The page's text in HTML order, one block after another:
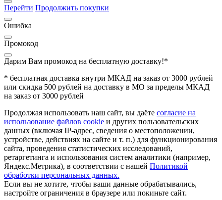
Перейти Продолжить покупки
Ошибка
Промокод
Дарим Вам промокод на бесплатную доставку!*
* бесплатная доставка внутри МКАД на заказ от 3000 рублей
или скидка 500 рублей на доставку в МО за пределы МКАД
на заказ от 3000 рублей
Продолжая использовать наш сайт, вы даёте согласие на
использование файлов cookie и других пользовательских
данных (включая IP-адрес, сведения о местоположении,
устройстве, действиях на сайте и т. п.) для функционирования
сайта, проведения статистических исследований,
ретаргетинга и использования систем аналитики (например,
Яндекс.Метрика), в соответствии с нашей Политикой
обработки персональных данных.
Если вы не хотите, чтобы ваши данные обрабатывались,
настройте ограничения в браузере или покиньте сайт.